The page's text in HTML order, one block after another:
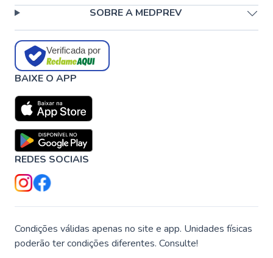
SOBRE A MEDPREV
Verificada por
BAIXE O APP
REDES SOCIAIS
Condições válidas apenas no site e app. Unidades físicas
poderão ter condições diferentes. Consulte!